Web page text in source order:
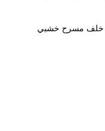
خلف مسرح خشبي